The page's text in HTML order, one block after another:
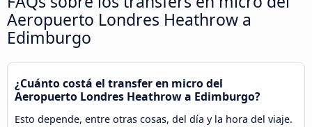
Aeropuerto Londres Heathrow a
Edimburgo
¿Cuánto costá el transfer en micro del
Aeropuerto Londres Heathrow a Edimburgo?
Esto depende, entre otras cosas, del día y la hora del viaje.